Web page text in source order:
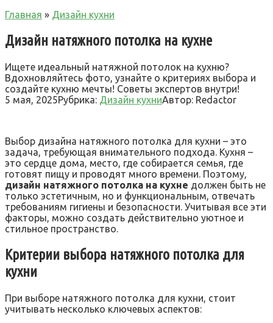
Главная » Дизайн кухни
Дизайн натяжного потолка на кухне
Ищете идеальный натяжной потолок на кухню?
Вдохновляйтесь фото, узнайте о критериях выбора и
создайте кухню мечты! Советы экспертов внутри!
5 мая, 2025Рубрика: Дизайн кухниАвтор: Redactor
Выбор дизайна натяжного потолка для кухни – это
задача, требующая внимательного подхода. Кухня –
это сердце дома, место, где собирается семья, где
готовят пищу и проводят много времени. Поэтому,
дизайн натяжного потолка на кухне должен быть не
только эстетичным, но и функциональным, отвечать
требованиям гигиены и безопасности. Учитывая все эти
факторы, можно создать действительно уютное и
стильное пространство.
Критерии выбора натяжного потолка для
кухни
При выборе натяжного потолка для кухни, стоит
учитывать несколько ключевых аспектов: